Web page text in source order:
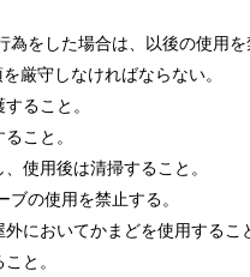
をした場合は、以後の使用を
厳守しなければならない。
ること。
こと。
使用後は清掃すること。
の使用を禁止する。
においてかまどを使用するこ
と。